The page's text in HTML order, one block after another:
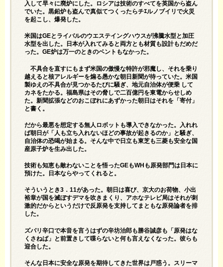
入して早々に廃炉にした。ロシアは技術のすべてを英国から盗ん
でいた。黒鉛炉も盗んで真似てつくったらチｴルノブイリで火災
を起こし、爆発した。
米国はGEとライバルのウエステイングハウスが沸騰水型と加圧
水型を出した。日本が入れてみると両方とも材質も設計もだめだ
った。GE炉は万一のときのベントもなかった。
不具合を直すにもまず米国の傲慢な特許が邪魔し、それを乗り
越えると核アレルギーを煽る愚かな朝日新聞が待っていた。米国
製ゆえの不具合が見つかるたびに騒ぎ、地元自治体が便乗 して
カネをたかる。福島県はその脅しで二百億円を東電からせしめ
た。新聞拡張などのおこぼれにあずかった朝日はそれを「寄付」
と書く。
だから最悪を想定する無人ロボットも導入できなかった。入れれ
ば朝日が「人も立ち入れないほどの事故が起きるのか」と騒ぎ、
自治体の恐喝が始まる。そんな中で日立も東芝も三菱も安全な国
産原子炉を生み出した。
技術も知恵も敵わないことを悟ったGEもWHも原発部門は日本に
預けた。日本ならやってくれると。
そういうとき3．11があった。朝日は喜び、京大のお荷物、小出
裕章が国を滅ぼすデマを吹きまくり、アホなテレビ局はそれが刺
激的だからというだけで反原発を支持してまともな原発論者を排
した。
ズパリ辛口で本音を言うはずの辛坊治郎も勝谷誠彦も「原発はな
くさねば」と前置きして喋らないと何も言えなくなった。彼らも
迎合した。
そんな日本に安全な原発を期待してきた世界は戸惑う。スリーマ